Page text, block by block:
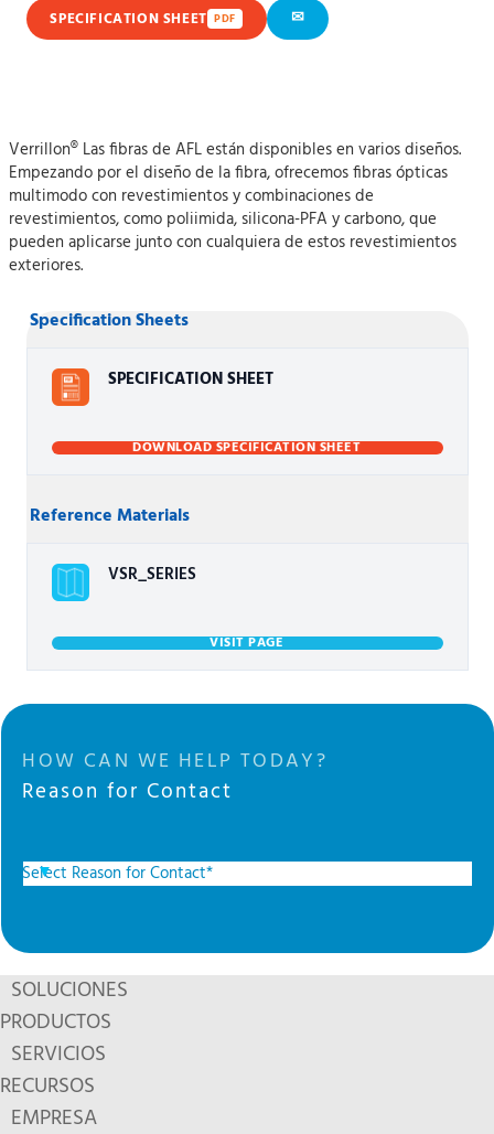
SPECIFICATION SHEET PDF ✉
Verrillon® Las fibras de AFL están disponibles en varios diseños.
Empezando por el diseño de la fibra, ofrecemos fibras ópticas
multimodo con revestimientos y combinaciones de
revestimientos, como poliimida, silicona-PFA y carbono, que
pueden aplicarse junto con cualquiera de estos revestimientos
exteriores.
Specification Sheets
SPECIFICATION SHEET
DOWNLOAD SPECIFICATION SHEET
Reference Materials
VSR_SERIES
VISIT PAGE
HOW CAN WE HELP TODAY?
Reason for Contact
SOLUCIONES
PRODUCTOS
SERVICIOS
RECURSOS
EMPRESA